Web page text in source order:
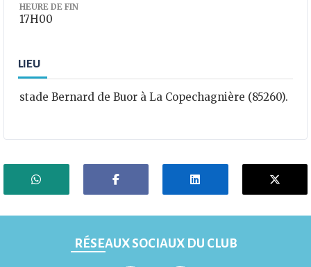
HEURE DE FIN
17H00
LIEU
stade Bernard de Buor à La Copechagnière (85260).
RÉSEAUX SOCIAUX DU CLUB